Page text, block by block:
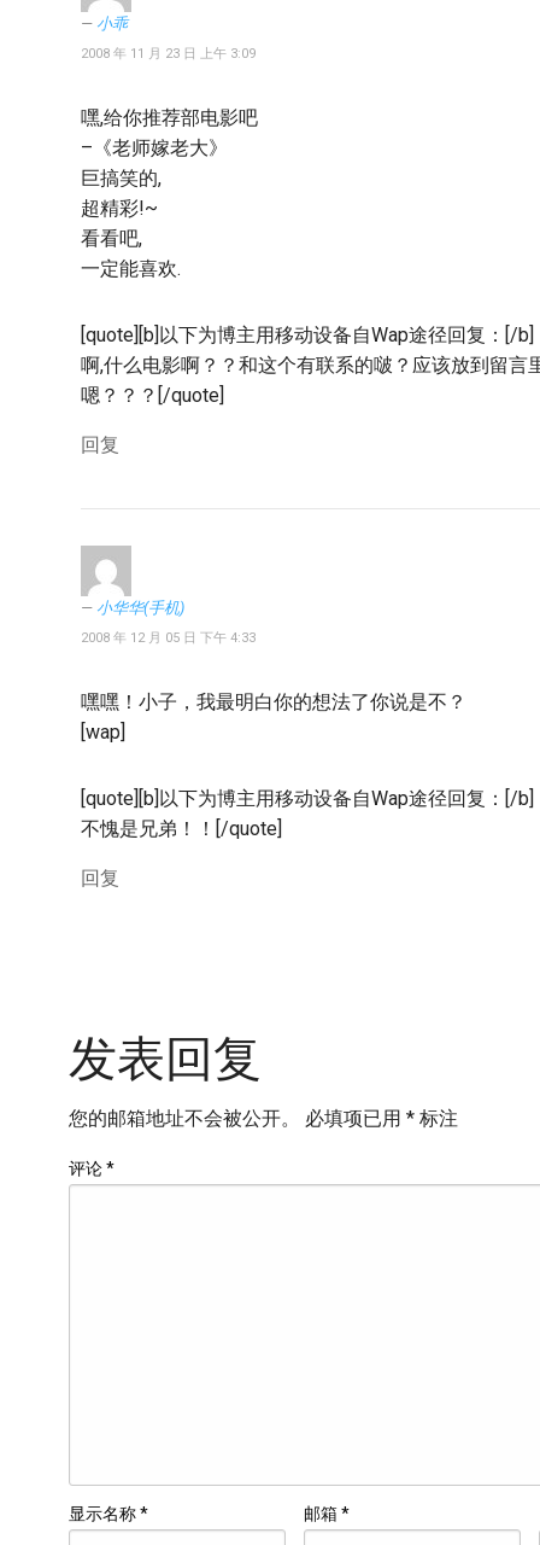
小乖
2008 年 11 月 23 日 上午 3:09
嘿,给你推荐部电影吧
–《老师嫁老大》
巨搞笑的,
超精彩!~
看看吧,
一定能喜欢.
[quote][b]以下为博主用移动设备自Wap途径回复：[/b]
啊,什么电影啊？？和这个有联系的啵？应该放到留
嗯？？？[/quote]
回复
小华华(手机)
2008 年 12 月 05 日 下午 4:33
嘿嘿！小子，我最明白你的想法了你说是不？
[wap]
[quote][b]以下为博主用移动设备自Wap途径回复：[/b]
不愧是兄弟！！[/quote]
回复
发表回复
您的邮箱地址不会被公开。 必填项已用 * 标注
评论*
显示名称* 邮箱*